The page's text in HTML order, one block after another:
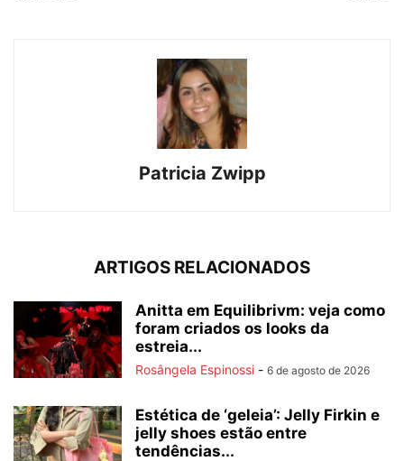
Patricia Zwipp
ARTIGOS RELACIONADOS
Anitta em Equilibrivm: veja como
foram criados os looks da
estreia...
Rosângela Espinossi - 6 de agosto de 2026
Estética de ‘geleia’: Jelly Firkin e
jelly shoes estão entre
tendências...